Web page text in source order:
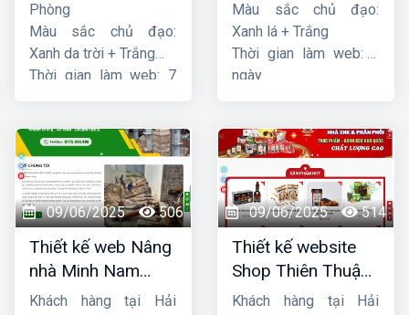
Phòng
Màu sắc chủ đạo:
Xanh da trời + Trắng
Thời gian làm web: 7
Màu sắc chủ đạo:
Xanh lá + Trắng
Thời gian làm web: 7
ngày
09/06/2025 506
Thiết kế web Nâng
nhà Minh Nam
Hoàng
Khách hàng tại Hải
09/06/2025 514
Thiết kế website
Shop Thiên Thuận
Phát
Khách hàng tại Hải